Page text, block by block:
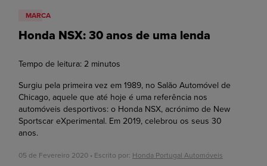
MARCA
Honda NSX: 30 anos de uma lenda
Tempo de leitura: 2 minutos
Surgiu pela primeira vez em 1989, no Salão Automóvel de
Chicago, aquele que até hoje é uma referência nos
automóveis desportivos: o Honda NSX, acrónimo de New
Sportscar eXperimental. Em 2019, celebrou os seus 30
anos.
05 de Fevereiro 2020 • Escrito por: Honda Portugal Automóveis